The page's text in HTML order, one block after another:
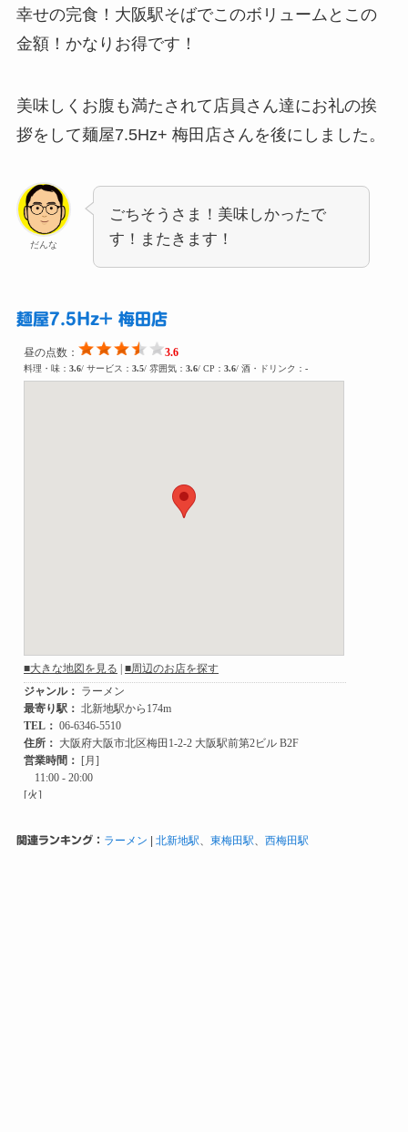
幸せの完食！大阪駅そばでこのボリュームとこの
金額！かなりお得です！
美味しくお腹も満たされて店員さん達にお礼の挨
拶をして麺屋7.5Hz+ 梅田店さんを後にしました。
だんな
ごちそうさま！美味しかったで
す！またきます！
麺屋7.5Hz+ 梅田店
関連ランキング： ラーメン 北新地駅、 東梅田駅、 西梅田駅